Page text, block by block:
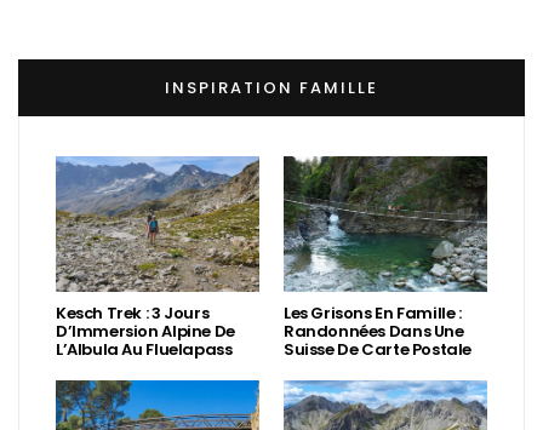
INSPIRATION FAMILLE
Kesch Trek : 3 Jours
D’Immersion Alpine De
L’Albula Au Fluelapass
Les Grisons En Famille :
Randonnées Dans Une
Suisse De Carte Postale